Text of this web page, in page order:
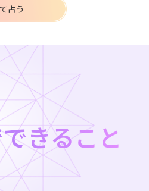
占う
きること